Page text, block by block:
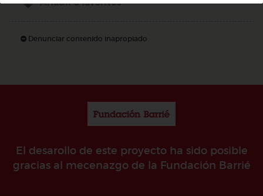
Denunciar contenido inapropiado
El desarollo de este proyecto ha sido posible
gracias al mecenazgo de la Fundación Barrié